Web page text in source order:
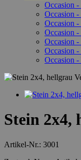
Occasion -
Occasion -
Occasion
Occasion -
Occasion -
Occasion -
Occasion -
Stein 2x4,
Artikel-Nr.: 3001